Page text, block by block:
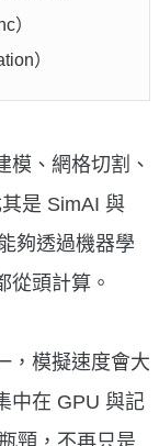
）
）
模、網格切割、
是 SimAI 與
夠透過機器學
從頭計算。
，模擬速度會大
中在 GPU 與記
頸，不再只是